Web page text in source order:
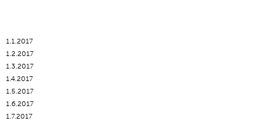
1.1.2017
1.2.2017
1.3.2017
1.4.2017
1.5.2017
1.6.2017
1.7.2017